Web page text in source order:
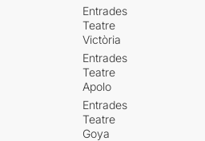
Entrades
Teatre
Victòria
Entrades
Teatre
Apolo
Entrades
Teatre
Goya